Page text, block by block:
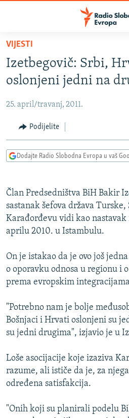
Pređite
glavni
sadržaj
na
navigaciju
Pređite
na
VIJESTI
BOSNA I HERCEGOVINA
KOSOVO
CRNA GORA
VIDEO
INFOGRAFIKE
PODCASTI
KINA NA BALKANU
RSE PRIČE IZ SVIJETA
ISPRIČAJ MI
DNEVNO@RSE
SPECIJALI RSE
GENOCID U SREBRENICI
POPLAVE I KLIZIŠTA U BIH 2024.
POST SCRIPTUM
MOJA EVROPA
PRATITE NAS
VIJESTI
Izetbegovič: Srbi,
oslonjeni jedni na
25. april/travanj, 2011.
Podijelite
Dodajte Radio Slobodna Evropa u vaš
Član Predsedništva BiH Bakir
sastanak šefova država
Karađorđevu vidi kao nastavak
aprilu 2010. u Istambulu.
On je istakao da je ovo još
o oporavku odnosa u regionu i
prema evropskim
"Potrebno nam je bolje
Bošnjaci i Hrvati oslonjeni su
su jedni drugima", izjavio je u
Loše asocijacije koje izaziva
razume, ali ističe da je, za
određena satisfakcija.
"Onih koji su planirali podelu